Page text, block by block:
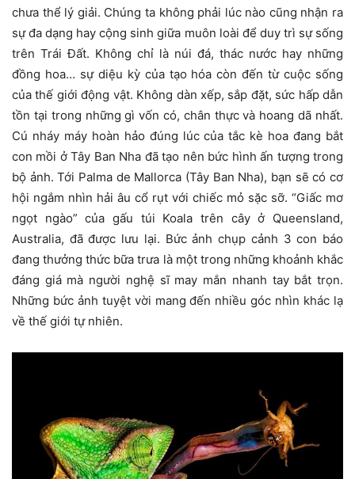
chưa thể lý giải. Chúng ta không phải lúc nào cũng nhận ra
sự đa dạng hay cộng sinh giữa muôn loài để duy trì sự sống
trên Trái Đất. Không chỉ là núi đá, thác nước hay những
đồng hoa… sự diệu kỳ của tạo hóa còn đến từ cuộc sống
của thế giới động vật. Không dàn xếp, sắp đặt, sức hấp dẫn
tồn tại trong những gì vốn có, chân thực và hoang dã nhất.
Cú nháy máy hoàn hảo đúng lúc của tắc kè hoa đang bắt
con mồi ở Tây Ban Nha đã tạo nên bức hình ấn tượng trong
bộ ảnh. Tới Palma de Mallorca (Tây Ban Nha), bạn sẽ có cơ
hội ngắm nhìn hải âu cổ rụt với chiếc mỏ sặc sỡ. “Giấc mơ
ngọt ngào” của gấu túi Koala trên cây ở Queensland,
Australia, đã được lưu lại. Bức ảnh chụp cảnh 3 con báo
đang thưởng thức bữa trưa là một trong những khoảnh khắc
đáng giá mà người nghệ sĩ may mắn nhanh tay bắt trọn.
Những bức ảnh tuyệt vời mang đến nhiều góc nhìn khác lạ
về thế giới tự nhiên.